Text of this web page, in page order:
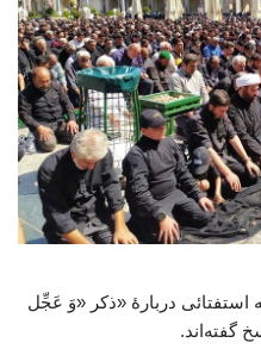
دربارهٔ «ذکر «وَ عَجِّل
گفته‌اند.